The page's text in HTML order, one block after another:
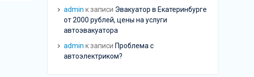
admin к записи Эвакуатор в Екатеринбурге
от 2000 рублей, цены на услуги
автоэвакуатора
admin к записи Проблема с
автоэлектриком?